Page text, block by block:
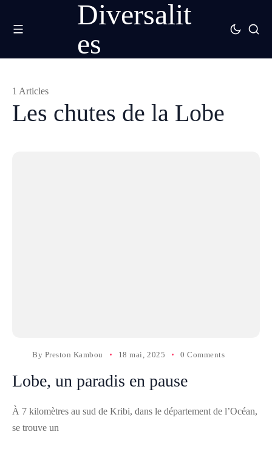
Diversalit
es
Les chutes de la Lobe
1 Articles
By Preston Kambou 18 mai, 2025 0 Comments
Lobe, un paradis en pause
À 7 kilomètres au sud de Kribi, dans le département de l’Océan,
se trouve un